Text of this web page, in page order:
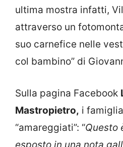
ultima mostra infatti,
attraverso un
suo carnefice nelle
col bambino” di
Sulla pagina Facebook
Mastropietro, i
“amareggiati”: “Questo
esposto in una nota